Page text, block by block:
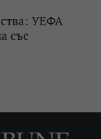
УЕФА
със